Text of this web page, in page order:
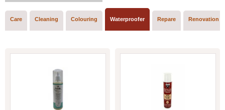
Care Cleaning Colouring Waterproofer Repare Renovation